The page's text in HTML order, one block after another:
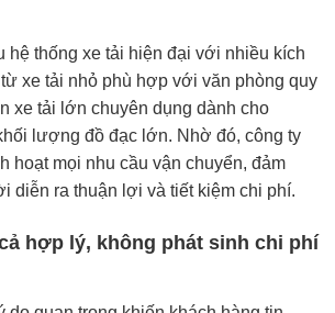
thống xe tải hiện đại với nhiều kích
xe tải nhỏ phù hợp với văn phòng quy
xe tải lớn chuyên dụng dành cho
lượng đồ đạc lớn. Nhờ đó, công ty
hoạt mọi nhu cầu vận chuyển, đảm
diễn ra thuận lợi và tiết kiệm chi phí.
hợp lý, không phát sinh chi phí